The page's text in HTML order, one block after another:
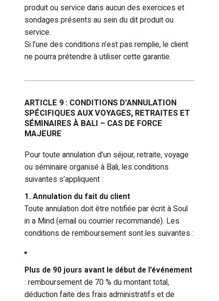
produit ou service dans aucun des exercices et
sondages présents au sein du dit produit ou
service.
Si l’une des conditions n’est pas remplie, le client
ne pourra prétendre à utiliser cette garantie.
ARTICLE 9 : CONDITIONS D’ANNULATION
SPÉCIFIQUES AUX VOYAGES, RETRAITES ET
SÉMINAIRES À BALI – CAS DE FORCE
MAJEURE
Pour toute annulation d’un séjour, retraite, voyage
ou séminaire organisé à Bali, les conditions
suivantes s’appliquent :
1. Annulation du fait du client
Toute annulation doit être notifiée par écrit à Soul
in a Mind (email ou courrier recommandé). Les
conditions de remboursement sont les suivantes :
Plus de 90 jours avant le début de l’événement
: remboursement de 70 % du montant total,
déduction faite des frais administratifs et de